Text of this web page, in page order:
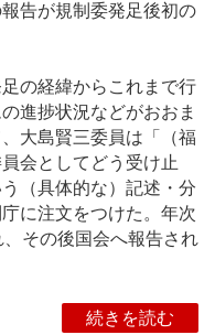
告が規制委発足後初の
の経緯からこれまで行
進捗状況などがおおま
大島賢三委員は「（福
会としてどう受け止
（具体的な）記述・分
に注文をつけた。年次
その後国会へ報告され
続きを読む